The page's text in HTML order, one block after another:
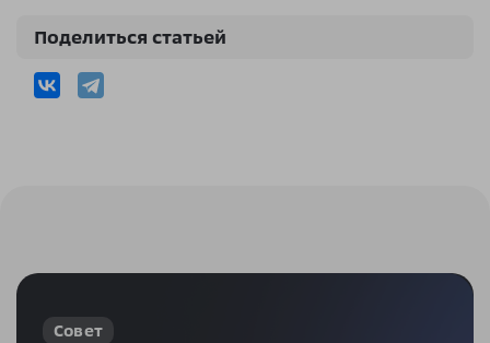
Поделиться статьей
Совет